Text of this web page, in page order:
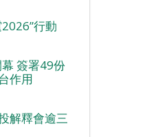
行動
簽署49份
作用
解釋會逾三